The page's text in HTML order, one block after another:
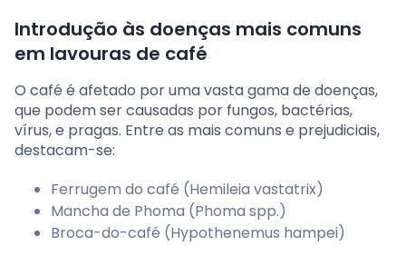
Introdução às doenças mais comuns
em lavouras de café
O café é afetado por uma vasta gama de doenças,
que podem ser causadas por fungos, bactérias,
vírus, e pragas. Entre as mais comuns e prejudiciais,
destacam-se:
Ferrugem do café (Hemileia vastatrix)
Mancha de Phoma (Phoma spp.)
Broca-do-café (Hypothenemus hampei)